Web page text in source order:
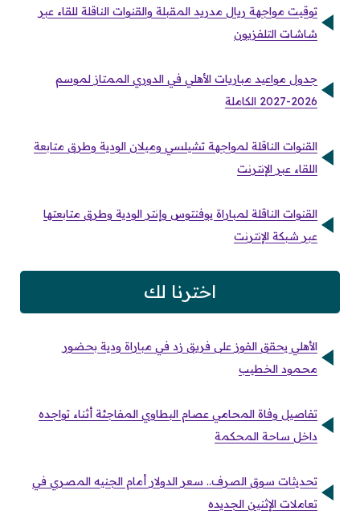
توقيت مواجهة ريال مدريد المقبلة والقنوات الناقلة للقاء عبر
شاشات التلفزيون
جدول مواعيد مباريات الأهلي في الدوري الممتاز لموسم
2026-2027 الكاملة
القنوات الناقلة لمواجهة تشيلسي وميلان الودية وطرق متابعة
اللقاء عبر الإنترنت
القنوات الناقلة لمباراة يوفنتوس وإنتر الودية وطرق متابعتها
عبر شبكة الإنترنت
اخترنا لك
الأهلي يحقق الفوز على فريق زد في مباراة ودية بحضور
محمود الخطيب
تفاصيل وفاة المحامي عصام البطاوي المفاجئة أثناء تواجده
داخل ساحة المحكمة
تحديثات سوق الصرف.. سعر الدولار أمام الجنيه المصري في
تعاملات الإثنين الجديده